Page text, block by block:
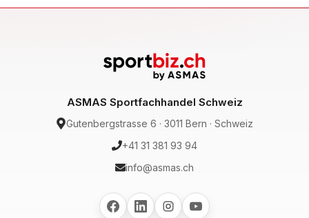
ASMAS Sportfachhandel Schweiz
Gutenbergstrasse 6 · 3011 Bern · Schweiz
+41 31 381 93 94
info@asmas.ch